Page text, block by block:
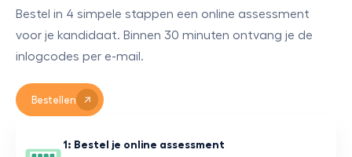
Bestel in 4 simpele stappen een online assessment
voor je kandidaat. Binnen 30 minuten ontvang je de
inlogcodes per e-mail.
Bestellen
1: Bestel je online assessment